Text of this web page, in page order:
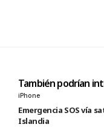
También podrían
iPhone
Emergencia SOS vía
Islandia